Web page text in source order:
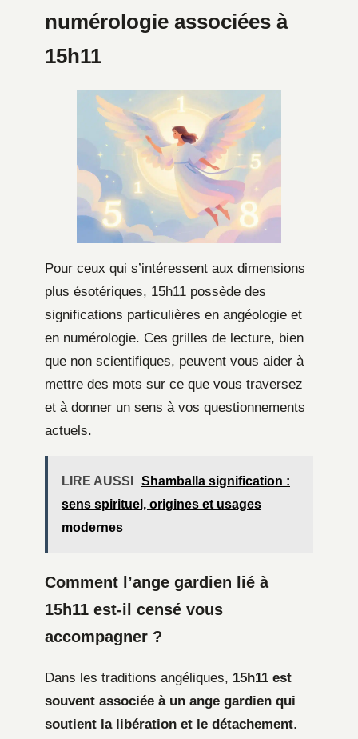
numérologie associées à
15h11
Pour ceux qui s’intéressent aux dimensions
plus ésotériques, 15h11 possède des
significations particulières en angéologie et
en numérologie. Ces grilles de lecture, bien
que non scientifiques, peuvent vous aider à
mettre des mots sur ce que vous traversez
et à donner un sens à vos questionnements
actuels.
LIRE AUSSI
Shamballa signification :
sens spirituel, origines et usages
modernes
Comment l’ange gardien lié à
15h11 est-il censé vous
accompagner ?
Dans les traditions angéliques, 15h11 est
souvent associée à un ange gardien qui
soutient la libération et le détachement.